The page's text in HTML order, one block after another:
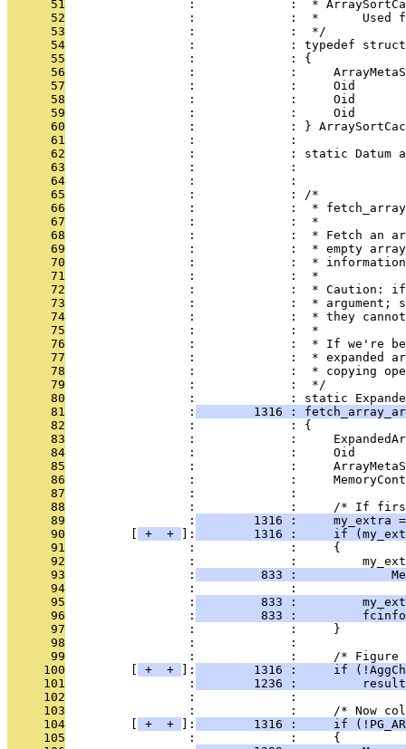
      51
:             :  *
      52
:             :  *      Used
      53
                 :             :  */
      54
:             : typedef
      55
                 :             : {
      56
:             :
      57
:             :     Oid
      58
:             :     Oid
      59
:             :     Oid
      60
:             : }
      61
                 :             :
      62
:             : static Datum
      63
                 :             :
      64
                 :             :
      65
                 :             : /*
      66
:             :  *
      67
                 :             :  *
      68
:             :  * Fetch an
      69
:             :  * empty
      70
:             :  *
      71
                 :             :  *
      72
:             :  * Caution:
      73
:             :  * argument;
      74
:             :  * they
      75
                 :             :  *
      76
:             :  * If we're
      77
:             :  * expanded
      78
:             :  * copying
      79
                 :             :  */
      80
:             : static
      81
                 :
1316 :
      82
                 :             : {
      83
:             :
      84
:             :     Oid
      85
:             :
      86
:             :
      87
                 :             :
      88
:             :     /* If
      89
                 :
1316 :     my_extra
      90
+ + ]:
1316 :     if
      91
                 :             :     {
      92
:             :
      93
                 :
833 :
      94
:             :
      95
                 :
833 :
      96
                 :
833 :
      97
                 :             :     }
      98
                 :             :
      99
:             :     /*
     100
+ + ]:
1316 :     if
     101
                 :
1236 :
     102
                 :             :
     103
:             :     /* Now
     104
+ + ]:
1316 :     if
     105
                 :             :     {